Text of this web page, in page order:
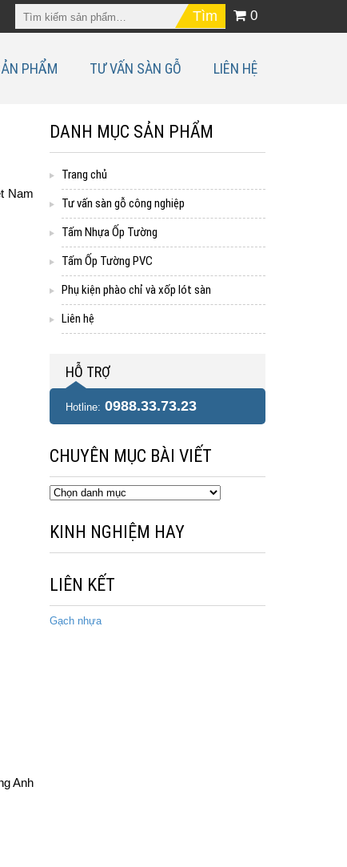
0
PHẨM TƯ VẤN SÀN GỖ LIÊN HỆ
Nam
Anh
DANH MỤC SẢN PHẨM
Trang chủ
Tư vấn sàn gỗ công nghiệp
Tấm Nhựa Ốp Tường
Tấm Ốp Tường PVC
Phụ kiện phào chỉ và xốp lót sàn
Liên hệ
HỖ TRỢ
Hotline: 0988.33.73.23
CHUYÊN MỤC BÀI VIẾT
Chuyên
viết
KINH NGHIỆM HAY
LIÊN KẾT
Gạch nhựa